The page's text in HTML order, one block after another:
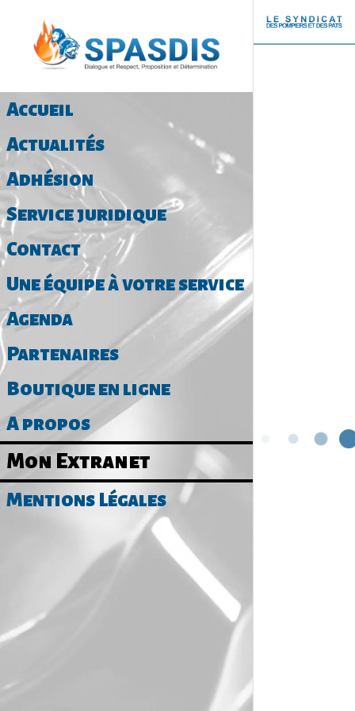
Accueil
Actualités
Adhésion
Service juridique
Contact
Une équipe à votre service
Agenda
Partenaires
Boutique en ligne
A propos
Mon Extranet
Mentions Légales